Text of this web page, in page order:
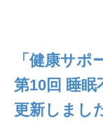
「健康サ
第10回 睡眠
更新しまし